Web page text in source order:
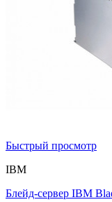
Быстрый просмотр
IBM
Блейд-сервер IBM